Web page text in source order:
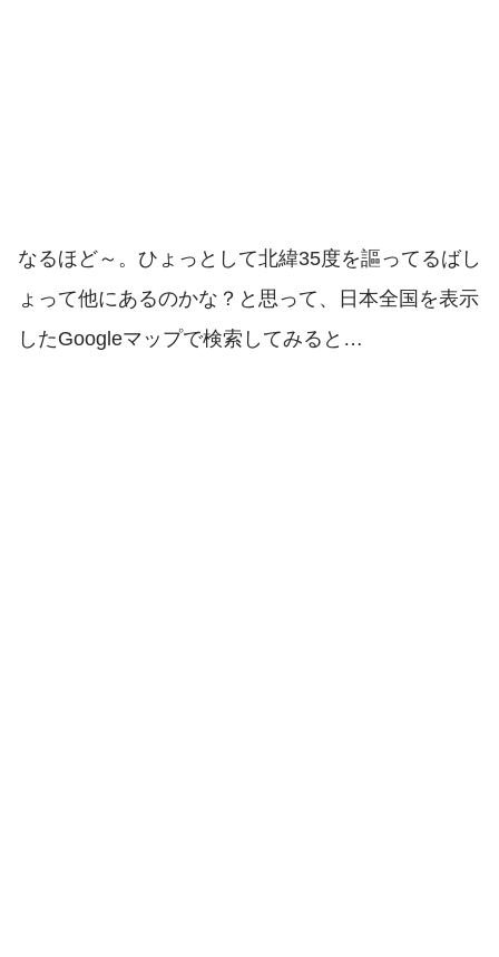
なるほど～。ひょっとして北緯35度を謳ってるばし
ょって他にあるのかな？と思って、日本全国を表示
したGoogleマップで検索してみると…